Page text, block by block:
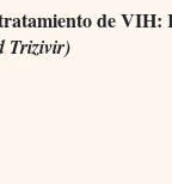
de VIH:
Trizivir)